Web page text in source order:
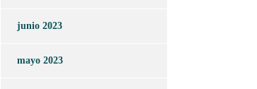
junio 2023
mayo 2023